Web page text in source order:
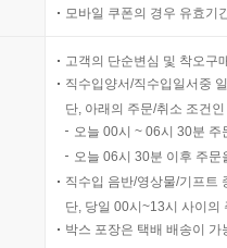
모바일 쿠폰의 경우 유효기
고객의 단순변심 및 착오구
직수입양서/직수입일서중
단, 아래의 주문/취소 조건
오늘 00시 ~ 06시 30분
오늘 06시 30분 이후 주
직수입 음반/영상물/기프트
단, 당일 00시~13시 사이의
박스 포장은 택배 배송이